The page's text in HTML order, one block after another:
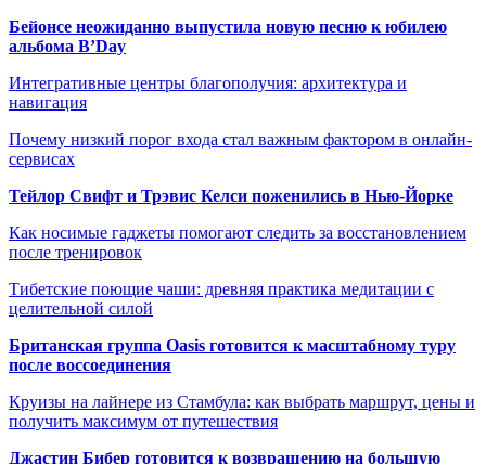
Бейонсе неожиданно выпустила новую песню к юбилею
альбома B’Day
Интегративные центры благополучия: архитектура и
навигация
Почему низкий порог входа стал важным фактором в онлайн-
сервисах
Тейлор Свифт и Трэвис Келси поженились в Нью-Йорке
Как носимые гаджеты помогают следить за восстановлением
после тренировок
Тибетские поющие чаши: древняя практика медитации с
целительной силой
Британская группа Oasis готовится к масштабному туру
после воссоединения
Круизы на лайнере из Стамбула: как выбрать маршрут, цены и
получить максимум от путешествия
Джастин Бибер готовится к возвращению на большую